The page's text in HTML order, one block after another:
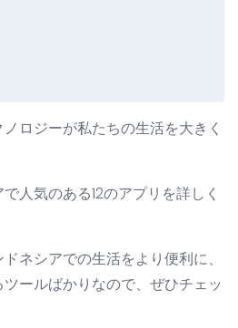
ロジーが私たちの生活を大きく
人気のある12のアプリを詳しく
ネシアでの生活をより便利に、
ールばかりなので、ぜひチェッ